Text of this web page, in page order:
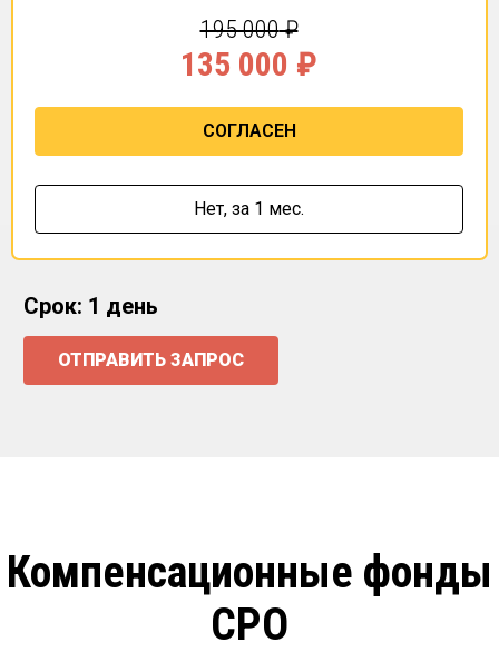
195 000₽
135 000 ₽
СОГЛАСЕН
Нет, за 1 мес.
Срок: 1 день
ОТПРАВИТЬ ЗАПРОС
Компенсационные фонды
СРО